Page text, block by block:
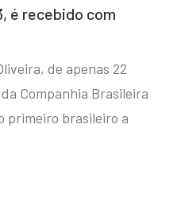
é recebido com
de apenas 22
Companhia Brasileira
primeiro brasileiro a